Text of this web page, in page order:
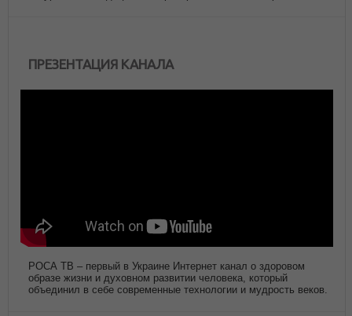
ПРЕЗЕНТАЦИЯ КАНАЛА
РОСА ТВ – первый в Украине Интернет канал о здоровом
образе жизни и духовном развитии человека, который
объединил в себе современные технологии и мудрость веков.